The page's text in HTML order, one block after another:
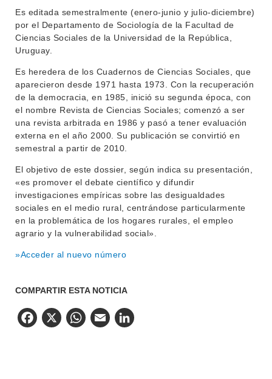
NOTICIAS
CONTACTO
Es editada semestralmente (enero-junio y julio-diciembre)
por el Departamento de Sociología de la Facultad de
Ciencias Sociales de la Universidad de la República,
Uruguay.
Es heredera de los Cuadernos de Ciencias Sociales, que
aparecieron desde 1971 hasta 1973. Con la recuperación
de la democracia, en 1985, inició su segunda época, con
el nombre Revista de Ciencias Sociales; comenzó a ser
una revista arbitrada en 1986 y pasó a tener evaluación
externa en el año 2000. Su publicación se convirtió en
semestral a partir de 2010.
El objetivo de este dossier, según indica su presentación,
«es promover el debate científico y difundir
investigaciones empíricas sobre las desigualdades
sociales en el medio rural, centrándose particularmente
en la problemática de los hogares rurales, el empleo
agrario y la vulnerabilidad social».
»Acceder al nuevo número
COMPARTIR ESTA NOTICIA
Facebook
X WhatsApp
Email